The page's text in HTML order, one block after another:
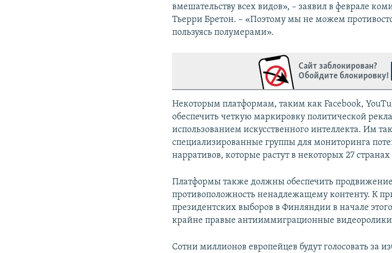
вмешательству всех видов», – заявил в феврале
Тьерри Бретон. – «Поэтому мы не можем
пользуясь полумерами».
Сайт заблокирован?
Обойдите блокировку!
Некоторым платформам, таким как Facebook,
обеспечить четкую маркировку политической
использованием искусственного интеллекта. Им
специализированные группы для мониторинга
нарративов, которые растут в некоторых 27
Платформы также должны обеспечить
противоположность ненадлежащему контенту. К
президентских выборов в Финляндии в начале
крайне правые антииммиграционные
Сотни миллионов европейцев будут голосовать за